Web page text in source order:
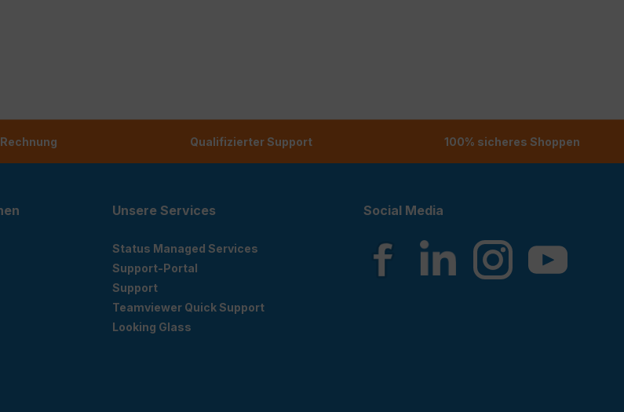
Qualifizierter Support 100% sicheres Shoppen
Unsere Services
Status Managed Services
Support-Portal
Support
Teamviewer Quick Support
Looking Glass
Social Media